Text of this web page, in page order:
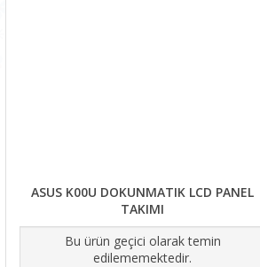
ASUS K00U DOKUNMATIK LCD PANEL
TAKIMI
Bu ürün geçici olarak temin
edilememektedir.